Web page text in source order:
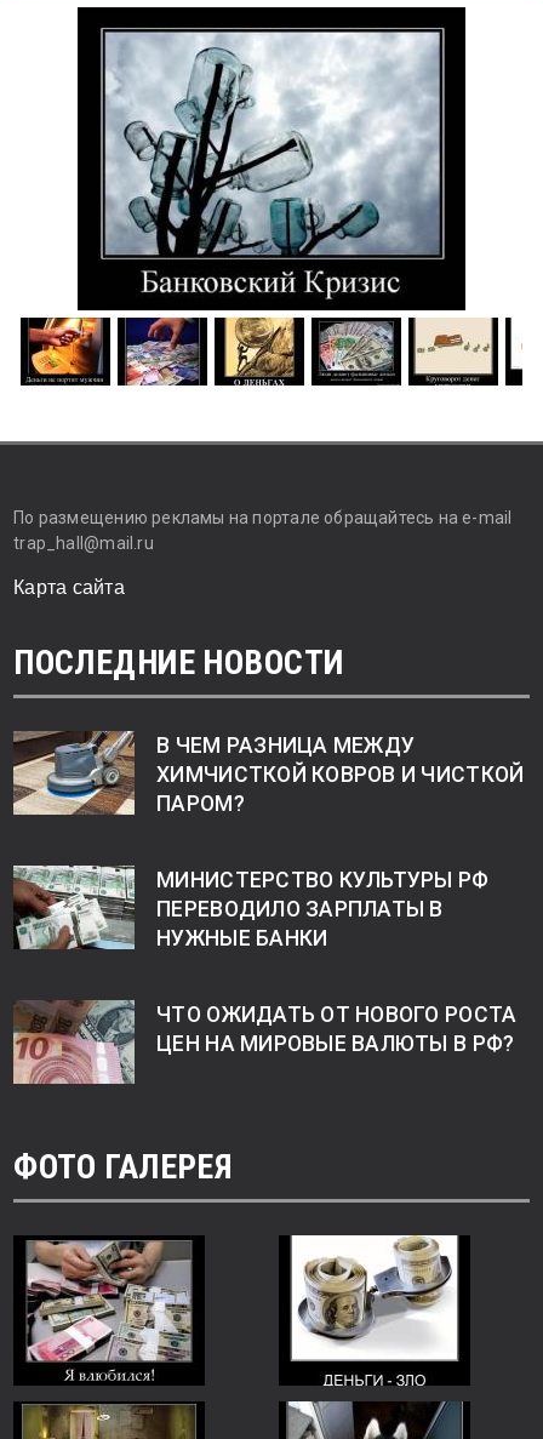
По размещению рекламы на портале обращайтесь на e-mail
trap_hall@mail.ru
Карта сайта
ПОСЛЕДНИЕ НОВОСТИ
В ЧЕМ РАЗНИЦА МЕЖДУ
ХИМЧИСТКОЙ КОВРОВ И ЧИСТКОЙ
ПАРОМ?
МИНИСТЕРСТВО КУЛЬТУРЫ РФ
ПЕРЕВОДИЛО ЗАРПЛАТЫ В
НУЖНЫЕ БАНКИ
ЧТО ОЖИДАТЬ ОТ НОВОГО РОСТА
ЦЕН НА МИРОВЫЕ ВАЛЮТЫ В РФ?
ФОТО ГАЛЕРЕЯ